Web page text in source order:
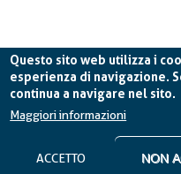
Questo sito web utilizza i
esperienza di navigazione.
continua a navigare nel sito.
Maggiori informazioni
ACCETTO NON
Planetek Italia s.r.l. P.
Cookie Policy